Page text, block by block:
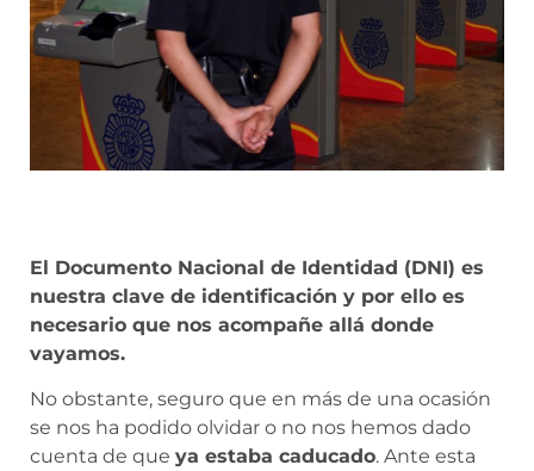
El Documento Nacional de Identidad (DNI) es
nuestra clave de identificación y por ello es
necesario que nos acompañe allá donde
vayamos.
No obstante, seguro que en más de una ocasión
se nos ha podido olvidar o no nos hemos dado
cuenta de que ya estaba caducado. Ante esta